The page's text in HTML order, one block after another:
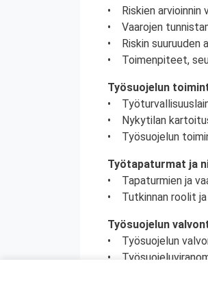
• Riskien arvioinnin
• Vaarojen
• Riskin suuruuden
• Toimenpiteet,
Työsuojelun
•
• Nykytilan
• Työsuojelun
Työtapaturmat ja
• Tapaturmien ja
• Tutkinnan roolit
Työsuojelun
• Työsuojelun
•